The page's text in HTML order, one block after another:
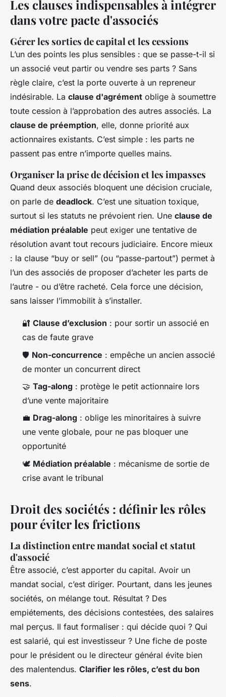
Les clauses indispensables à intégrer
dans votre pacte d'associés
Gérer les sorties de capital et les cessions
L’un des points les plus sensibles : que se passe-t-il si
un associé veut partir ou vendre ses parts ? Sans
règle claire, c’est la porte ouverte à un repreneur
indésirable. La clause d'agrément oblige à soumettre
toute cession à l’approbation des autres associés. La
clause de préemption, elle, donne priorité aux
actionnaires existants. C’est simple : les parts ne
passent pas entre n’importe quelles mains.
Organiser la prise de décision et les impasses
Quand deux associés bloquent une décision cruciale,
on parle de deadlock. C’est une situation toxique,
surtout si les statuts ne prévoient rien. Une clause de
médiation préalable peut exiger une tentative de
résolution avant tout recours judiciaire. Encore mieux
: la clause “buy or sell” (ou “passe-partout”) permet à
l’un des associés de proposer d’acheter les parts de
l’autre - ou d’être racheté. Cela force une décision,
sans laisser l’immobilit à s’installer.
🔐 Clause d’exclusion : pour sortir un associé en
cas de faute grave
🛡️ Non-concurrence : empêche un ancien associé
de monter un concurrent direct
🤝 Tag-along : protège le petit actionnaire lors
d’une vente majoritaire
💼 Drag-along : oblige les minoritaires à suivre
une vente globale, pour ne pas bloquer une
opportunité
🕊️ Médiation préalable : mécanisme de sortie de
crise avant le tribunal
Droit des sociétés : définir les rôles
pour éviter les frictions
La distinction entre mandat social et statut
d'associé
Être associé, c’est apporter du capital. Avoir un
mandat social, c’est diriger. Pourtant, dans les jeunes
sociétés, on mélange tout. Résultat ? Des
empiétements, des décisions contestées, des salaires
mal perçus. Il faut formaliser : qui décide quoi ? Qui
est salarié, qui est investisseur ? Une fiche de poste
pour le président ou le directeur général évite bien
des malentendus. Clarifier les rôles, c’est du bon
sens.